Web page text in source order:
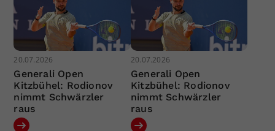
20.07.2026
Generali Open
Kitzbühel: Rodionov
nimmt Schwärzler
raus
20.07.2026
Generali Open
Kitzbühel: Rodionov
nimmt Schwärzler
raus